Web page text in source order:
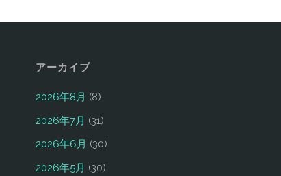
アーカイブ
2026年8月 (8)
2026年7月 (31)
2026年6月 (30)
2026年5月 (30)